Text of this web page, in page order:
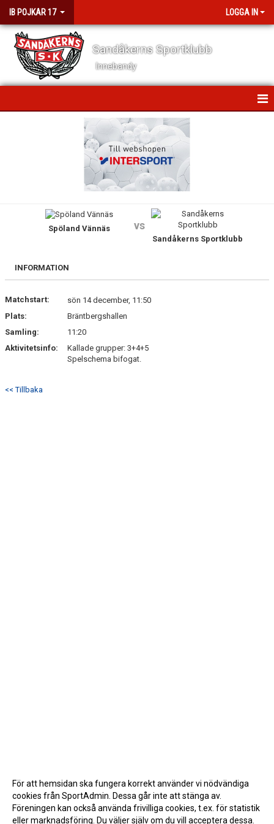
IB POJKAR 17 LOGGA IN
Sandåkerns Sportklubb
Innebandy
DOKUMENT
Spöland Vännäs vs
Sandåkerns Sportklubb
INFORMATION
Matchstart:
sön 14 december, 11:50
Plats:
Bräntbergshallen
Samling:
11:20
Aktivitetsinfo:
Kallade grupper: 3+4+5
Spelschema bifogat.
<< Tillbaka
För att hemsidan ska fungera korrekt använder vi nödvändiga
cookies från SportAdmin. Dessa går inte att stänga av.
Föreningen kan också använda frivilliga cookies, t.ex. för statistik
eller marknadsföring. Du väljer själv om du vill acceptera dessa.